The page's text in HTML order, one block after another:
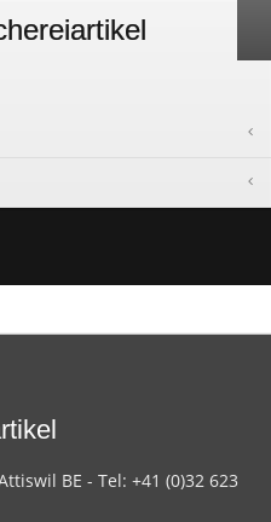
BE - Tel: +41 (0)32 623